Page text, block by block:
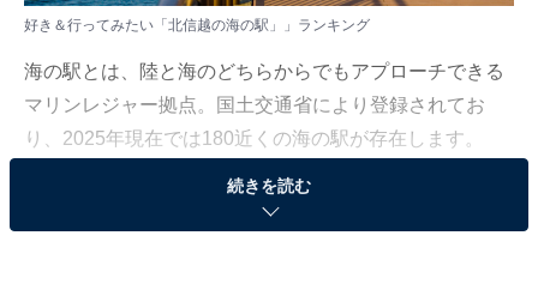
好き＆行ってみたい「北信越の海の駅」」ランキング
海の駅とは、陸と海のどちらからでもアプローチできる
マリンレジャー拠点。国土交通省により登録されてお
り、2025年現在では180近くの海の駅が存在します。
All About ニュース編集部では、2025年10月17〜20日の
続きを読む